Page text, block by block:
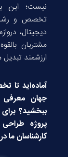
نیست؛ این
تخصص و رشد
دیجیتال،
مشتریان
ارزشمند
آماده‌اید تا
جهان معرفی
ببخشید؟
پروژه
کارشناسان ما